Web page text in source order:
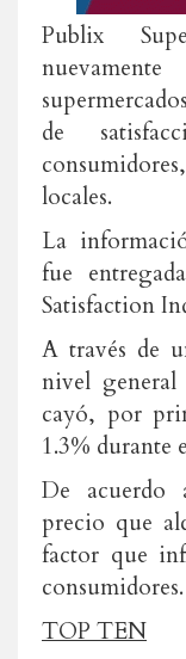
Publix
de
locales.
La
fue
Satisfaction
A través de
nivel general
cayó, por
1.3% durante
De acuerdo
precio que
factor que
consumidores.
TOP TEN